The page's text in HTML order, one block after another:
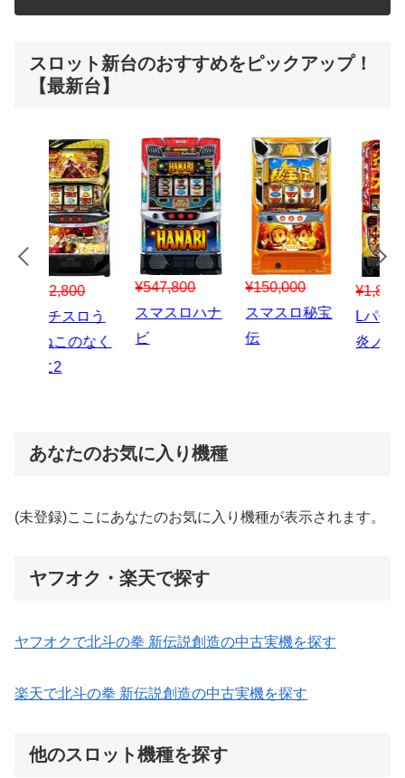
スロット新台のおすすめをピックアップ！
【最新台】
¥547,800
スマスロハナ
ビ
¥150,000
スマスロ秘宝
¥1,867,800
Lパチスロ 炎
炎ノ消防隊2
あなたのお気に入り機種
(未登録)ここにあなたのお気に入り機種が表示されます。
ヤフオク・楽天で探す
ヤフオクで北斗の拳 新伝説創造の中古実機を探す
楽天で北斗の拳 新伝説創造の中古実機を探す
他のスロット機種を探す